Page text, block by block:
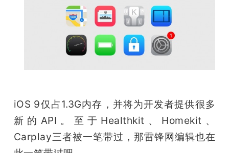
iOS 9仅占1.3G内存，并将为开发者提供很多
新的API。至于Healthkit、Homekit、
Carplay三者被一笔带过，那雷锋网编辑也在